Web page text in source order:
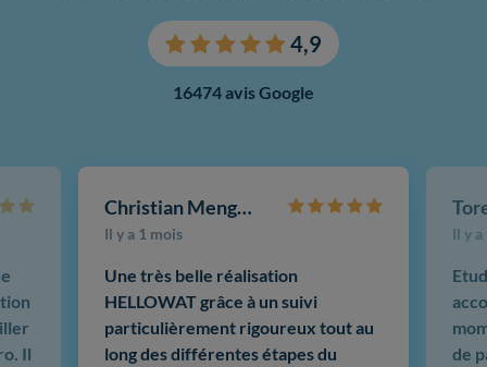
4,9
16474 avis Google
Christian Mengotti
Il y a 1 mois
Une très belle réalisation
HELLOWAT grâce à un suivi
particulièrement rigoureux tout au
long des différentes étapes du
Il y
de
Il